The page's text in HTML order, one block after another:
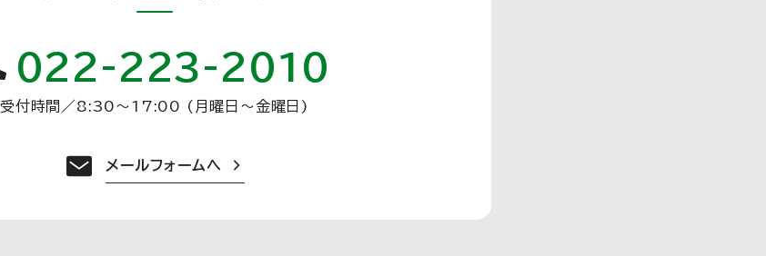
022-223-2010
受付時間 ／8:30〜17:00 (月曜日〜金曜日)
メールフォームへ